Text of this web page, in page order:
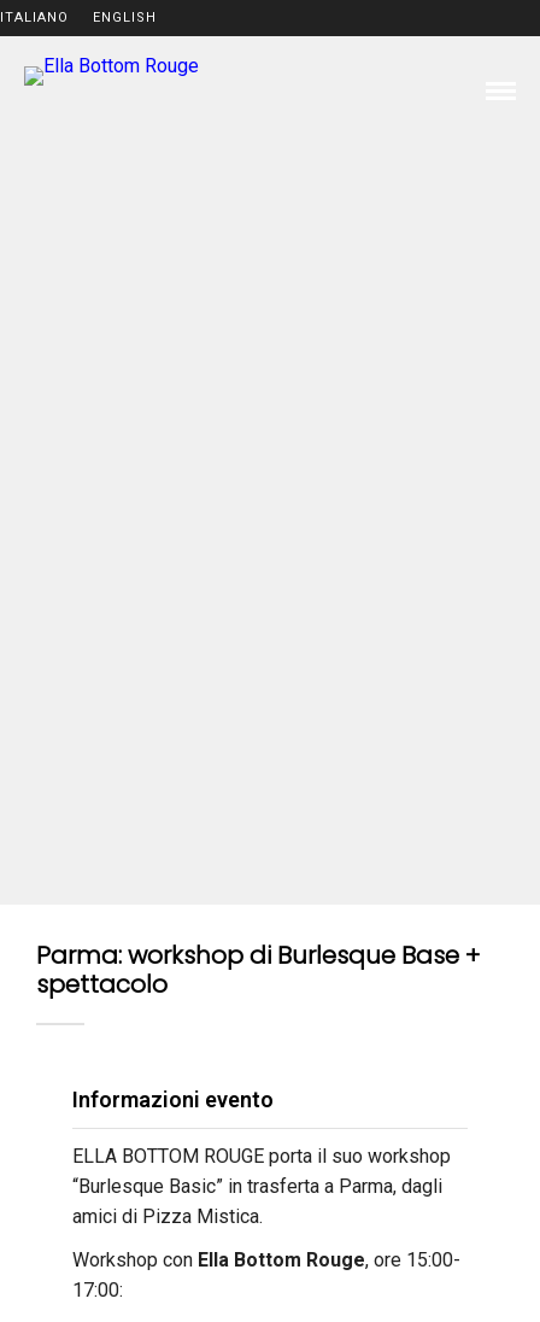
ITALIANO ENGLISH
Parma: workshop di Burlesque Base +
spettacolo
Informazioni evento
ELLA BOTTOM ROUGE porta il suo workshop
“Burlesque Basic” in trasferta a Parma, dagli
amici di Pizza Mistica.
Workshop con Ella Bottom Rouge, ore 15:00-
17:00: